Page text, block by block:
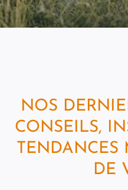
NOS
CONSEILS,
TENDANCES
DE